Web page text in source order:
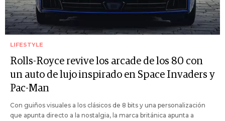
LIFESTYLE
Rolls-Royce revive los arcade de los 80 con
un auto de lujo inspirado en Space Invaders y
Pac-Man
Con guiños visuales a los clásicos de 8 bits y una personalización
que apunta directo a la nostalgia, la marca británica apunta a